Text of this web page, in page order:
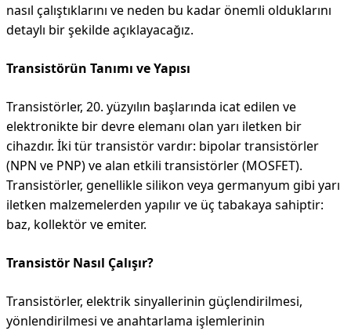
nasıl çalıştıklarını ve neden bu kadar önemli olduklarını
detaylı bir şekilde açıklayacağız.
Transistörün Tanımı ve Yapısı
Transistörler, 20. yüzyılın başlarında icat edilen ve
elektronikte bir devre elemanı olan yarı iletken bir
cihazdır. İki tür transistör vardır: bipolar transistörler
(NPN ve PNP) ve alan etkili transistörler (MOSFET).
Transistörler, genellikle silikon veya germanyum gibi yarı
iletken malzemelerden yapılır ve üç tabakaya sahiptir:
baz, kollektör ve emiter.
Transistör Nasıl Çalışır?
Transistörler, elektrik sinyallerinin güçlendirilmesi,
yönlendirilmesi ve anahtarlama işlemlerinin